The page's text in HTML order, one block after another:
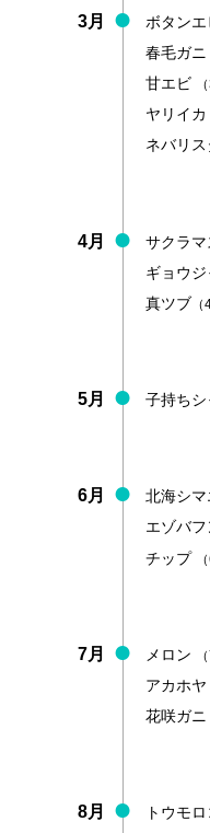
3月 ボタンエ
春毛ガニ
甘エビ
ヤリイカ
ネバリス
4月 サクラマ
ギョウ
真ツブ
5月 子持ちシ
6月 北海シマ
エゾバ
チップ
7月 メロン
アカホヤ
花咲ガニ
8月 トウモ